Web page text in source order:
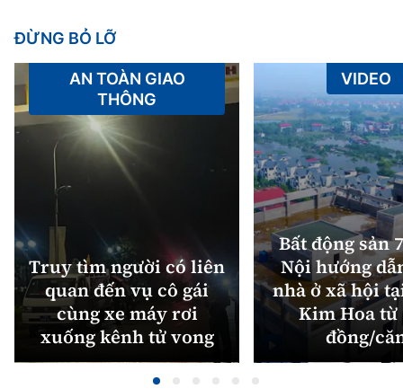
ĐỪNG BỎ LỠ
Truy tìm người có liên
quan đến vụ cô gái
cùng xe máy rơi
xuống kênh tử vong
AN TOÀN GIAO
THÔNG
Bất động sản
Nội hướng
nhà ở xã hội
Kim Hoa từ
đồng/
VIDEO